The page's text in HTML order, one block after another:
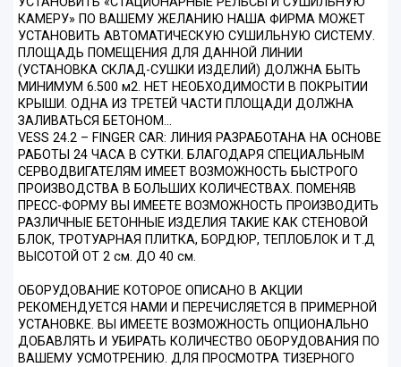
КАМЕРУ» ПО ВАШЕМУ ЖЕЛАНИЮ НАША ФИРМА МОЖЕТ
УСТАНОВИТЬ АВТОМАТИЧЕСКУЮ СУШИЛЬНУЮ СИСТЕМУ.
ПЛОЩАДЬ ПОМЕЩЕНИЯ ДЛЯ ДАННОЙ ЛИНИИ
(УСТАНОВКА СКЛАД-СУШКИ ИЗДЕЛИЙ) ДОЛЖНА БЫТЬ
МИНИМУМ 6.500 м2. НЕТ НЕОБХОДИМОСТИ В ПОКРЫТИИ
КРЫШИ. ОДНА ИЗ ТРЕТЕЙ ЧАСТИ ПЛОЩАДИ ДОЛЖНА
ЗАЛИВАТЬСЯ БЕТОНОМ...
VESS 24.2 – FINGER CAR: ЛИНИЯ РАЗРАБОТАНА НА ОСНОВЕ
РАБОТЫ 24 ЧАСА В СУТКИ. БЛАГОДАРЯ СПЕЦИАЛЬНЫМ
СЕРВОДВИГАТЕЛЯМ ИМЕЕТ ВОЗМОЖНОСТЬ БЫСТРОГО
ПРОИЗВОДСТВА В БОЛЬШИХ КОЛИЧЕСТВАХ. ПОМЕНЯВ
ПРЕСС-ФОРМУ ВЫ ИМЕЕТЕ ВОЗМОЖНОСТЬ ПРОИЗВОДИТЬ
РАЗЛИЧНЫЕ БЕТОННЫЕ ИЗДЕЛИЯ ТАКИЕ КАК СТЕНОВОЙ
БЛОК, ТРОТУАРНАЯ ПЛИТКА, БОРДЮР, ТЕПЛОБЛОК И Т.Д
ВЫСОТОЙ ОТ 2 см. ДО 40 см.
ОБОРУДОВАНИЕ КОТОРОЕ ОПИСАНО В АКЦИИ
РЕКОМЕНДУЕТСЯ НАМИ И ПЕРЕЧИСЛЯЕТСЯ В ПРИМЕРНОЙ
УСТАНОВКЕ. ВЫ ИМЕЕТЕ ВОЗМОЖНОСТЬ ОПЦИОНАЛЬНО
ДОБАВЛЯТЬ И УБИРАТЬ КОЛИЧЕСТВО ОБОРУДОВАНИЯ ПО
ВАШЕМУ УСМОТРЕНИЮ. ДЛЯ ПРОСМОТРА ТИЗЕРНОГО